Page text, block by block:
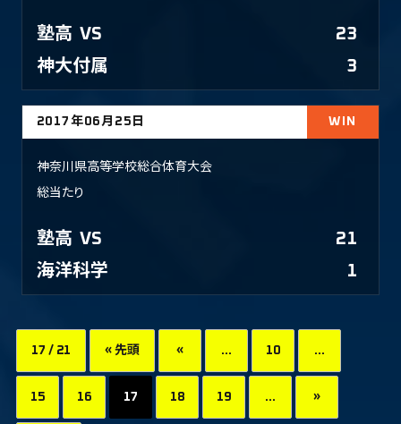
塾高 VS
23
神大付属
3
2017年06月25日 WIN
神奈川県高等学校総合体育大会
総当たり
塾高 VS
21
海洋科学
1
17 / 21 « 先頭 « ... 10 ...
15 16 17 18 19 ... »